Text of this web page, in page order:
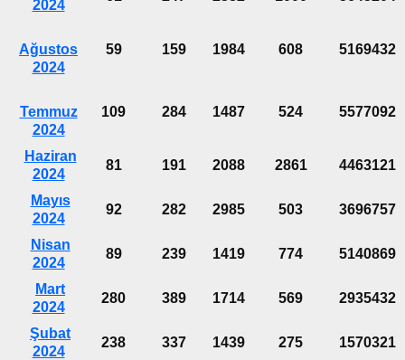
2024
Ağustos
2024
59 159 1984 608 5169432
Temmuz
2024
109 284 1487 524 5577092
Haziran
2024
81 191 2088 2861 4463121
Mayıs
2024
92 282 2985 503 3696757
Nisan
2024
89 239 1419 774 5140869
Mart
2024
280 389 1714 569 2935432
Şubat
2024
238 337 1439 275 1570321